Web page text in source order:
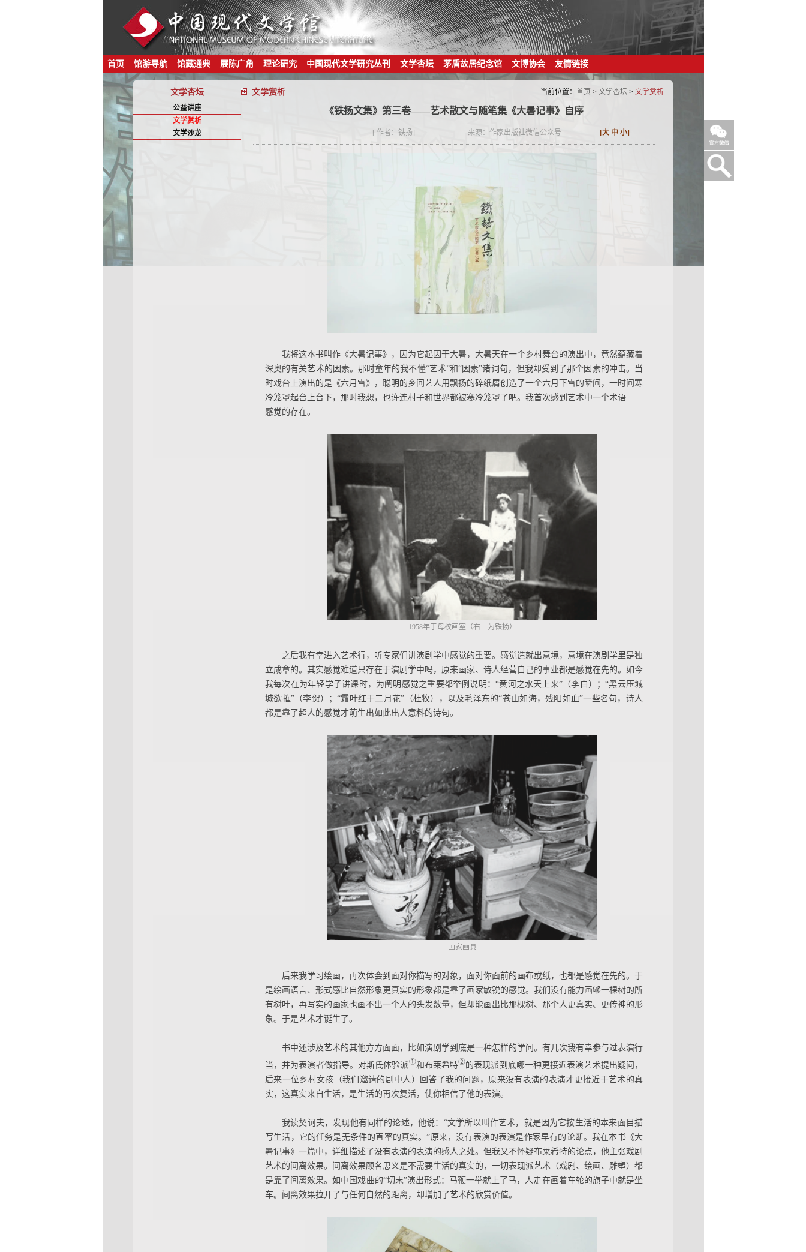
首页 馆游导航 馆藏通典 展陈广角 理论研究 中国现代文学研究丛刊 文学杏坛 茅盾故居纪念馆 文博协会 友情链接
文学杏坛 文学赏析 当前位置： 首页 > 文学杏坛 > 文学赏析
公益讲座
文学赏析
文学沙龙
《铁扬文集》第三卷——艺术散文与随笔集《大暑记事》自序
[ 作者：铁扬] 来源：作家出版社微信公众号 [大 中 小]
我将这本书叫作《大暑记事》，因为它起因于大暑，大暑天在一个乡村舞台的演出中，竟然蕴藏着
深奥的有关艺术的因素。那时童年的我不懂“艺术”和“因素”诸词句，但我却受到了那个因素的冲击。当
时戏台上演出的是《六月雪》，聪明的乡间艺人用飘扬的碎纸屑创造了一个六月下雪的瞬间，一时间寒
冷笼罩起台上台下，那时我想，也许连村子和世界都被寒冷笼罩了吧。我首次感到艺术中一个术语——
感觉的存在。
1958年于母校画室（右一为铁扬）
之后我有幸进入艺术行，听专家们讲演剧学中感觉的重要。感觉造就出意境，意境在演剧学里是独
立成章的。其实感觉难道只存在于演剧学中吗，原来画家、诗人经营自己的事业都是感觉在先的。如今
我每次在为年轻学子讲课时，为阐明感觉之重要都举例说明：“黄河之水天上来”（李白）；“黑云压城
城欲摧”（李贺）；“霜叶红于二月花”（杜牧），以及毛泽东的“苍山如海，残阳如血”一些名句，诗人
都是靠了超人的感觉才萌生出如此出人意料的诗句。
画家画具
后来我学习绘画，再次体会到面对你描写的对象，面对你面前的画布或纸，也都是感觉在先的。于
是绘画语言、形式感比自然形象更真实的形象都是靠了画家敏锐的感觉。我们没有能力画够一棵树的所
有树叶，再写实的画家也画不出一个人的头发数量，但却能画出比那棵树、那个人更真实、更传神的形
象。于是艺术才诞生了。
书中还涉及艺术的其他方方面面，比如演剧学到底是一种怎样的学问。有几次我有幸参与过表演行
当，并为表演者做指导。对斯氏体验派①和布莱希特②的表现派到底哪一种更接近表演艺术提出疑问，
后来一位乡村女孩（我们邀请的剧中人）回答了我的问题，原来没有表演的表演才更接近于艺术的真
实，这真实来自生活，是生活的再次复活，使你相信了他的表演。
我读契诃夫，发现他有同样的论述，他说：“文学所以叫作艺术，就是因为它按生活的本来面目描
写生活，它的任务是无条件的直率的真实。”原来，没有表演的表演是作家早有的论断。我在本书《大
暑记事》一篇中，详细描述了没有表演的表演的感人之处。但我又不怀疑布莱希特的论点，他主张戏剧
艺术的间离效果。间离效果顾名思义是不需要生活的真实的，一切表现派艺术（戏剧、绘画、雕塑）都
是靠了间离效果。如中国戏曲的“切末”演出形式：马鞭一举就上了马，人走在画着车轮的旗子中就是坐
车。间离效果拉开了与任何自然的距离，却增加了艺术的欣赏价值。